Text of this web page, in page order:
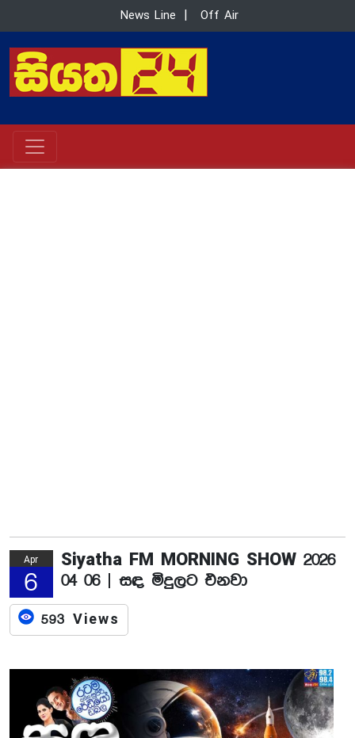
News Line Off Air
Apr
6
Siyatha FM MORNING SHOW 2026
04 06 | සඳ මිදුලට එනවා
593 Views